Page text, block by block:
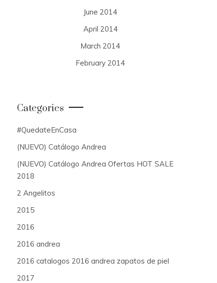
June 2014
April 2014
March 2014
February 2014
Categories
#QuedateEnCasa
(NUEVO) Catálogo Andrea
(NUEVO) Catálogo Andrea Ofertas HOT SALE
2018
2 Angelitos
2015
2016
2016 andrea
2016 catalogos 2016 andrea zapatos de piel
2017